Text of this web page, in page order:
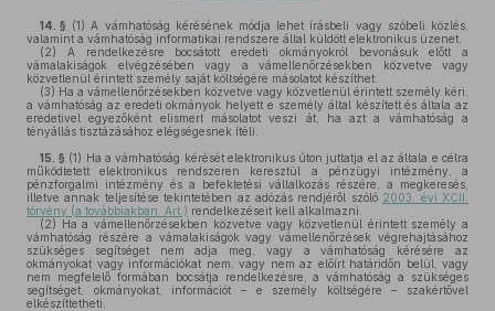
14. § (1) A vámhatóság kérésének módja lehet írásbeli vagy szóbeli közlés,
valamint a vámhatóság informatikai rendszere által küldött elektronikus üzenet.
(2) A rendelkezésre bocsátott eredeti okmányokról bevonásuk előtt a
vámalakiságok elvégzésében vagy a vámellenőrzésekben közvetve vagy
közvetlenül érintett személy saját költségére másolatot készíthet.
(3) Ha a vámellenőrzésekben közvetve vagy közvetlenül érintett személy kéri,
a vámhatóság az eredeti okmányok helyett e személy által készített és általa az
eredetivel egyezőként elismert másolatot veszi át, ha azt a vámhatóság a
tényállás tisztázásához elégségesnek ítéli.
15. § (1) Ha a vámhatóság kérését elektronikus úton juttatja el az általa e célra
működtetett elektronikus rendszeren keresztül a pénzügyi intézmény, a
pénzforgalmi intézmény és a befektetési vállalkozás részére, a megkeresés,
illetve annak teljesítése tekintetében az adózás rendjéről szóló 2003. évi XCII.
törvény (a továbbiakban: Art.) rendelkezéseit kell alkalmazni.
(2) Ha a vámellenőrzésekben közvetve vagy közvetlenül érintett személy a
vámhatóság részére a vámalakiságok vagy vámellenőrzések végrehajtásához
szükséges segítséget nem adja meg, vagy a vámhatóság kérésére az
okmányokat vagy információkat nem, vagy nem az előírt határidőn belül, vagy
nem megfelelő formában bocsátja rendelkezésre, a vámhatóság a szükséges
segítséget, okmányokat, információt – e személy költségére – szakértővel
elkészíttetheti.